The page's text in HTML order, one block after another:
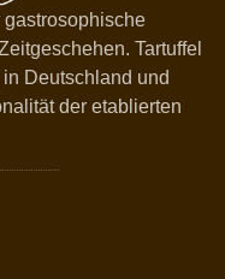
gastrosophische
Tartuffel
Deutschland und
der etablierten